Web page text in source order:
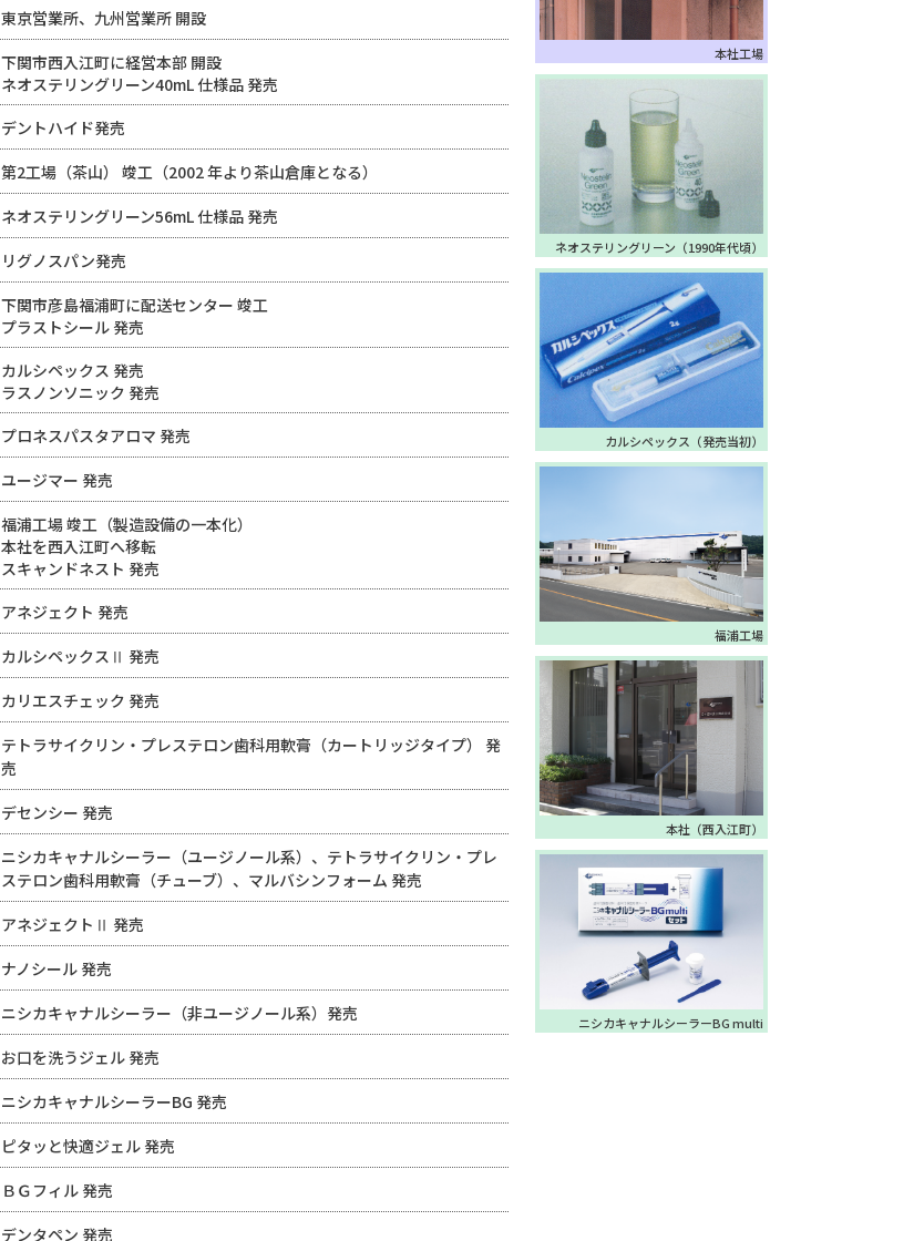
東京営業所、九州営業所 開設
下関市西入江町に経営本部 開設
ネオステリングリーン40mL 仕様品 発売
デントハイド発売
第2工場（茶山） 竣工（2002 年より茶山倉庫となる）
ネオステリングリーン56mL 仕様品 発売
リグノスパン発売
下関市彦島福浦町に配送センター 竣工
プラストシール 発売
カルシペックス 発売
ラスノンソニック 発売
プロネスパスタアロマ 発売
ユージマー 発売
福浦工場 竣工（製造設備の一本化）
本社を西入江町へ移転
スキャンドネスト 発売
アネジェクト 発売
カルシペックスⅡ 発売
カリエスチェック 発売
テトラサイクリン・プレステロン歯科用軟膏（カートリッジタイプ） 発
売
デセンシー 発売
ニシカキャナルシーラー（ユージノール系）、テトラサイクリン・プレ
ステロン歯科用軟膏（チューブ）、マルバシンフォーム 発売
アネジェクトⅡ 発売
ナノシール 発売
ニシカキャナルシーラー（非ユージノール系）発売
お口を洗うジェル 発売
ニシカキャナルシーラーBG 発売
ピタッと快適ジェル 発売
ＢＧフィル 発売
デンタペン 発売
本社工場
ネオステリングリーン （1990年代頃）
カルシペックス （発売当初）
福浦工場
本社（西入江町）
ニシカキャナルシーラーBG multi